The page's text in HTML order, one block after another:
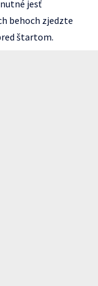
jesť
behoch zjedzte
štartom.